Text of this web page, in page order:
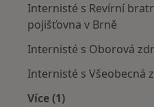
Internisté s Revírní
pojišťovna v Brně
Internisté s Oborová
Internisté s Všeobecná
Více (1)